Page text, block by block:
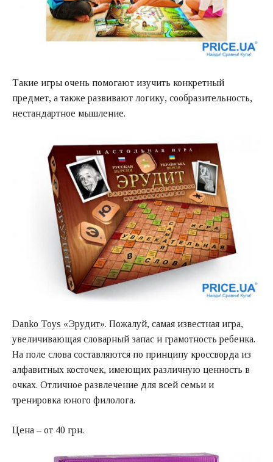
Такие игры очень помогают изучить конкретный
предмет, а также развивают логику, сообразительность,
нестандартное мышление.
Danko Toys «Эрудит». Пожалуй, самая известная игра,
увеличивающая словарный запас и грамотность ребенка.
На поле слова составляются по принципу кроссворда из
алфавитных косточек, имеющих различную ценность в
очках. Отличное развлечение для всей семьи и
тренировка юного филолога.
Цена – от 40 грн.